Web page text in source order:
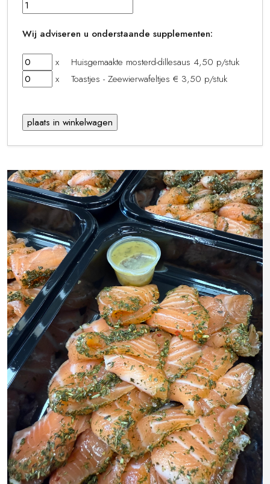
Wij adviseren u onderstaande supplementen:
x Huisgemaakte mosterd-dillesaus 4,50 p/stuk
x Toastjes - Zeewierwafeltjes € 3,50 p/stuk